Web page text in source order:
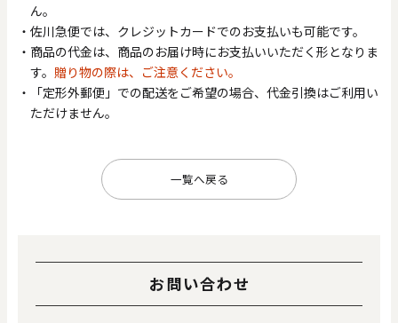
ん。
佐川急便では、クレジットカードでのお支払いも可能です。
商品の代金は、商品のお届け時にお支払いいただく形となりま
す。 贈り物の際は、ご注意ください。
「定形外郵便」での配送をご希望の場合、代金引換はご利用い
ただけません。
一覧へ戻る
お問い合わせ